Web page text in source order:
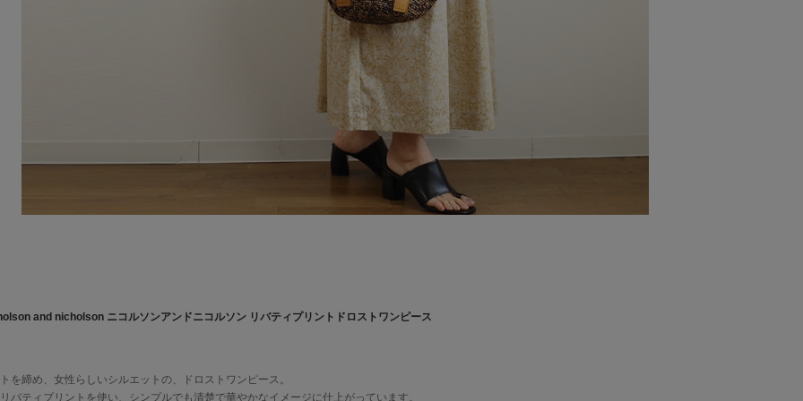
and nicholson ニコルソンアンドニコルソン リバティプリントドロストワンピース
を締め、女性らしいシルエットの、ドロストワンピース。
バティプリントを使い、シンプルでも清楚で華やかなイメージに仕上がっています。